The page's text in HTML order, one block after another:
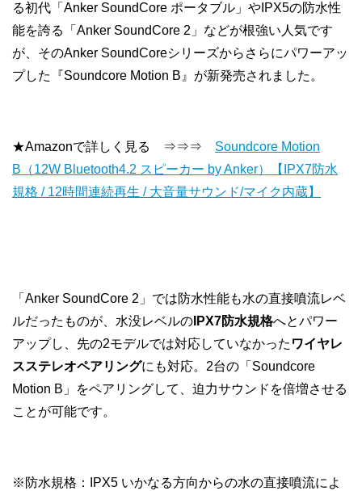
る初代「Anker SoundCore ポータブル」やIPX5の防水性
能を誇る「Anker SoundCore 2」などが根強い人気です
が、そのAnker SoundCoreシリーズからさらにパワーアッ
プした『Soundcore Motion B』が新発売されました。
★Amazonで詳しく見る ⇒⇒⇒ Soundcore Motion
B（12W Bluetooth4.2 スピーカー by Anker）【IPX7防水
規格 / 12時間連続再生 / 大音量サウンド/マイク内蔵】
「Anker SoundCore 2」では防水性能も水の直接噴流レベ
ルだったものが、水没レベルの IPX7防水規格へとパワー
アップし、先の2モデルでは対応していなかった ワイヤレ
スステレオペアリングにも対応。2台の「Soundcore
Motion B」をペアリングして、迫力サウンドを倍増させる
ことが可能です。
※防水規格：IPX5 いかなる方向からの水の直接噴流によ